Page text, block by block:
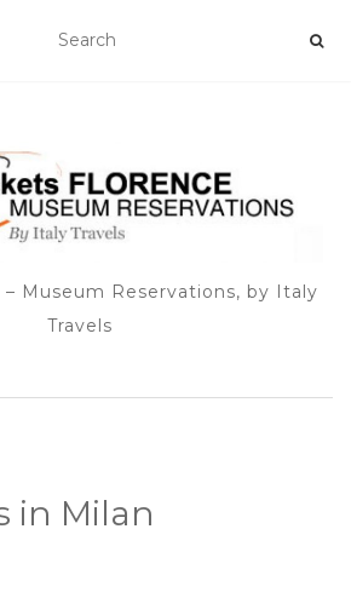
Museum Reservations, by Italy
Travels
in Milan